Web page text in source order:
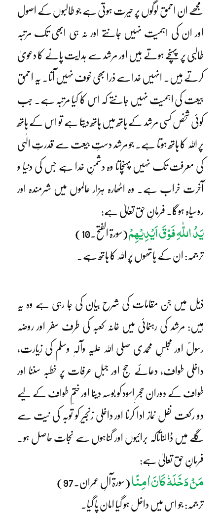
مجھے ان احمق لوگوں پر حیرت ہوتی ہے جو طالبوں کے اصول
اور ان کی اہمیت نہیں جانتے اور نہ ہی ابھی تک مرتبہ
طالبی پر پہنچے ہوتے ہیں اور مرشد سے ہدایت پانے کا دعویٰ
کرتے ہیں۔ انہیں خدا سے ذرا بھی خوف نہیں آتا۔ یہ احمق
بیعت کی اہمیت نہیں جانتے کہ اس کا کیا مرتبہ ہے۔ جب
کوئی شخص کسی مرشد کے ہاتھ میں ہاتھ دیتا ہے تو اس کے ہاتھ
پر اللہ کا ہاتھ ہوتا ہے۔ جو مرشد دستِ بیعت سے قدرتِ الٰہی
کی معرفت تک نہیں پہنچاتا وہ دشمنِ خدا ہے جس کی دنیا و
آخرت خراب ہے۔ وہ اٹھارہ ہزار عالموں میں شرمندہ اور
روسیاہ ہوگا۔ فرمانِ حق تعالیٰ ہے:
یَدُ اللّٰہِ فَوْقَ اَیْدِیْھِمْ (سورۃ الفتح۔10)
ترجمہ: ان کے ہاتھوں پر اللہ کا ہاتھ ہے۔
ذیل میں جن مقامات کی شرح بیان کی جا رہی ہے وہ یہ
ہیں: مرشد کی رہنمائی میں خانہ کعبہ کی طرف سفر اور روضہ
رسولؐ اور مجلسِ محمدی صلی اللہ علیہ وآلہٖ وسلم کی زیارت،
داخلی طواف، دعائے حج اور جبلِ عرفات پر خطبہ سننا اور
طواف کے دوران حجرِ اسود کو بوسہ دینا اور ختمِ طواف کے لیے
دو رکعت نفل نماز ادا کرنا اور داخلی زنجیر کو توبہ کی نیت سے
گلے میں ڈالناتاکہ برائیوں اور گناہوں سے نجات حاصل ہو۔
فرمانِ حق تعالیٰ ہے:
مَنْ دَخَلَہٗ کَانَ اٰمِنًا (سورۃ آلِ عمران۔97)
ترجمہ: جو اس میں داخل ہو گیا امان پا گیا۔